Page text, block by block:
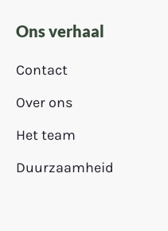
Ons verhaal
Contact
Over ons
Het team
Duurzaamheid